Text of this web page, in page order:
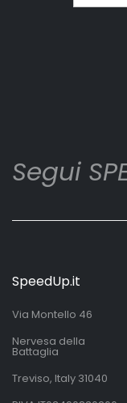
Segui
SpeedUp.it
Via Montello 46
Nervesa della
Battaglia
Treviso, Italy 31040